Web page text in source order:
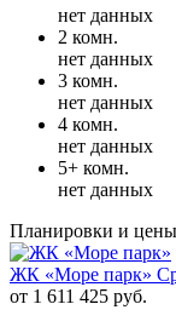
нет данных
2 комн.
нет данных
3 комн.
нет данных
4 комн.
нет данных
5+ комн.
нет данных
Планировки и цены
ЖК «Море парк»
от 1 611 425 руб.